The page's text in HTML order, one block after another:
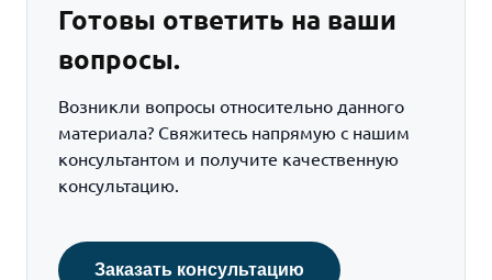
Готовы ответить на ваши
вопросы.
Возникли вопросы относительно данного
материала? Свяжитесь напрямую с нашим
консультантом и получите качественную
консультацию.
Заказать консультацию